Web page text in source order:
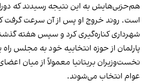
هم‌حزبی‌هایش به این نتیجه رسیدند که
است. روند خروج او پس از آن سرعت گرفت
شهرداری کناره‌گیری کرد و سپس هفته
پارلمان از حوزه انتخابیه خود به مجلس راه
نخست‌وزیران بریتانیا معمولاً از میان
عوام انتخاب می‌شوند.